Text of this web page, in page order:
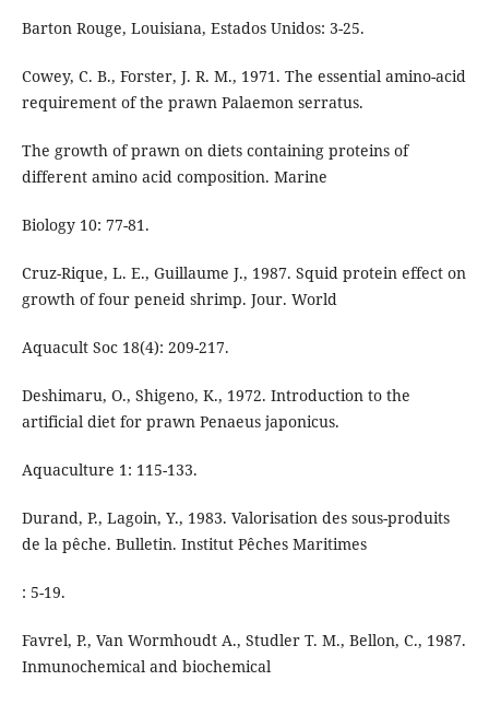
Barton Rouge, Louisiana, Estados Unidos: 3-25.
Cowey, C. B., Forster, J. R. M., 1971. The essential amino-acid
requirement of the prawn Palaemon serratus.
The growth of prawn on diets containing proteins of
different amino acid composition. Marine
Biology 10: 77-81.
Cruz-Rique, L. E., Guillaume J., 1987. Squid protein effect on
growth of four peneid shrimp. Jour. World
Aquacult Soc 18(4): 209-217.
Deshimaru, O., Shigeno, K., 1972. Introduction to the
artificial diet for prawn Penaeus japonicus.
Aquaculture 1: 115-133.
Durand, P., Lagoin, Y., 1983. Valorisation des sous-produits
de la pêche. Bulletin. Institut Pêches Maritimes
: 5-19.
Favrel, P., Van Wormhoudt A., Studler T. M., Bellon, C., 1987.
Inmunochemical and biochemical